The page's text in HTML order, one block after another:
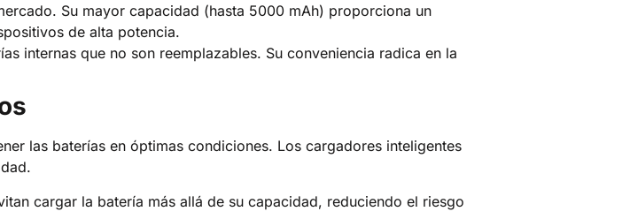
Su mayor capacidad (hasta 5000 mAh) proporciona un
de alta potencia.
internas que no son reemplazables. Su conveniencia radica en la
las baterías en óptimas condiciones. Los cargadores inteligentes
cargar la batería más allá de su capacidad, reduciendo el riesgo